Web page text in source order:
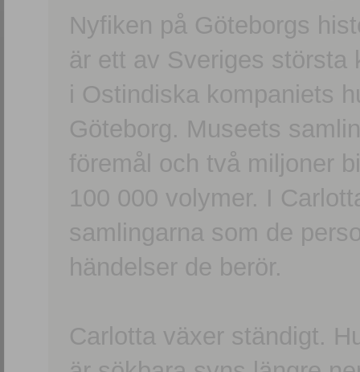
Nyfiken på Göteborgs
är ett av Sveriges största
i Ostindiska kompaniets
Göteborg. Museets
föremål och två miljoner
100 000 volymer. I
samlingarna som de
händelser de berör.
Carlotta växer ständigt.